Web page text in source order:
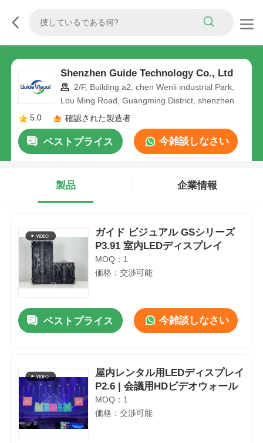
Shenzhen Guide Technology Co., Ltd
2/F, Building a2, chen Wenli industrial Park,
Lou Ming Road, Guangming District, shenzhen
5.0
確認された製造者
ベストプライス 今雑談しなさい
製品 企業情報
ガイド ビジュアル GSシリーズ
P3.91 室内LEDディスプレイ
MOQ：1
価格：交渉可能
ベストプライス 今雑談しなさい
屋内レンタル用LEDディスプレイ
P2.6 | 会議用HDビデオウォール
MOQ：1
価格：交渉可能